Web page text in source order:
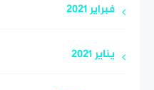
فبراير 2021
يناير 2021